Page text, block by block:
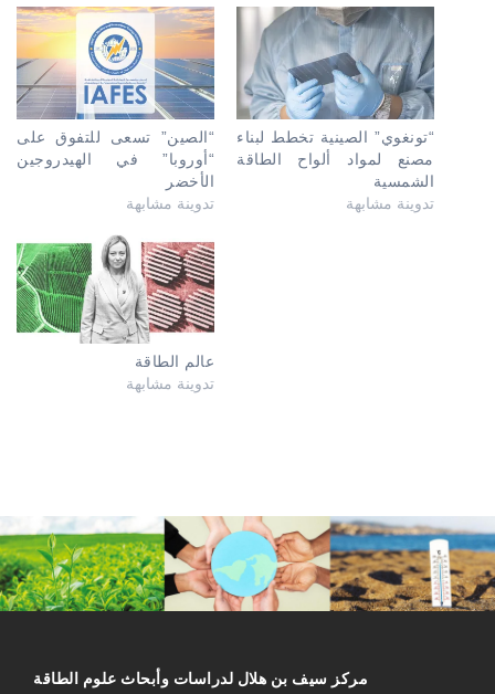
“الصين” تسعى للتفوق على
“أوروبا” في الهيدروجين
الأخضر
تدوينة مشابهة
“تونغوي” الصينية تخطط لبناء
مصنع لمواد ألواح الطاقة
الشمسية
تدوينة مشابهة
عالم الطاقة
تدوينة مشابهة
مركز سیف بن هلال لدراسات وأبحاث علوم الطاقة